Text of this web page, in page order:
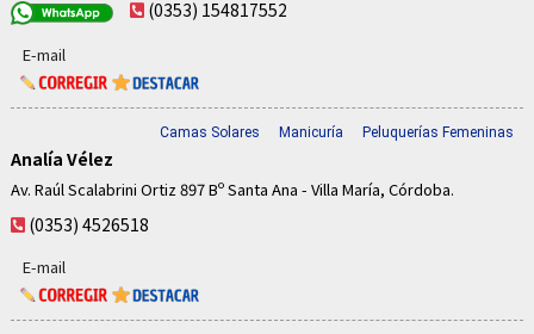
(0353) 154817552
E-mail
Camas Solares Manicuría Peluquerías Femeninas
Analía Vélez
Av. Raúl Scalabrini Ortiz 897 Bº Santa Ana - Villa María, Córdoba.
(0353) 4526518
E-mail